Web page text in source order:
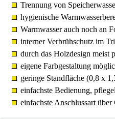
Trennung von
hygienische
Warmwasser auch noch an
interner Verbrühschutz im
durch das Holzdesign meist
eigene Farbgestaltung
geringe Standfläche (0,8 x
einfachste Bedienung,
einfachste Anschlussart über